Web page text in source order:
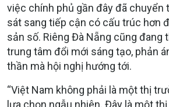
việc chính phủ gần đây đã chuyển
sát sang tiếp cận có cấu trúc hơn
sản số. Riêng Đà Nẵng cũng đang
trung tâm đổi mới sáng tạo, phản
thần mà hội nghị hướng tới.
“Việt Nam không phải là một thị
lựa chọn ngẫu nhiên. Đây là một